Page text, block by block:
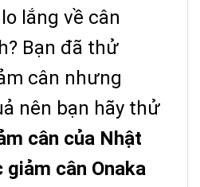
lắng về cân
Bạn đã thử
cân nhưng
nên bạn hãy thử
cân của Nhật
giảm cân Onaka